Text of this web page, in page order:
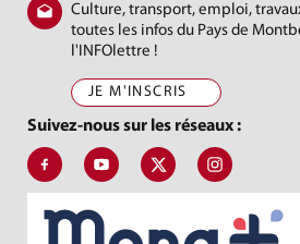
Culture, transport, emploi,
toutes les infos du Pays de
l'INFOlettre !
JE M'INSCRIS
Suivez-nous sur les réseaux :
Suivez-nous sur Facebook, J'aime le
Suivez-nous sur Youtube,
Suivez-nous sur X,
Suivez-nous